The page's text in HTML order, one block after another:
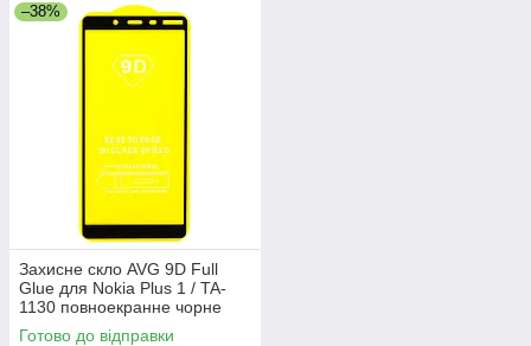
–38%
Захисне скло AVG 9D Full
Glue для Nokia Plus 1 / TA-
1130 повноекранне чорне
Готово до відправки